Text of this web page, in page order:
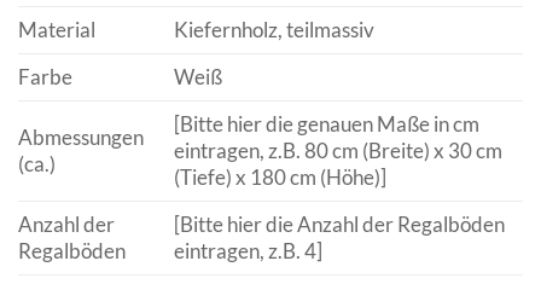
Material
Kiefernholz, teilmassiv
Farbe
Weiß
Abmessungen
(ca.)
[Bitte hier die genauen Maße in cm
eintragen, z.B. 80 cm (Breite) x 30 cm
(Tiefe) x 180 cm (Höhe)]
Anzahl der
Regalböden
[Bitte hier die Anzahl der Regalböden
eintragen, z.B. 4]